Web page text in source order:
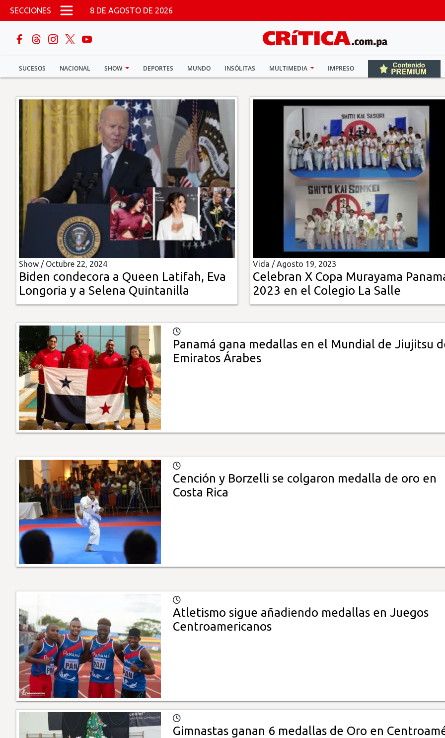
Pasar al contenido principal
SECCIONES 8 DE AGOSTO DE 2026
SUCESOS NACIONAL SHOW DEPORTES MUNDO INSÓLITAS MULTIMEDIA IMPRESO
buscar
Sucesos
Nacional
Política
Show
Deportes
Mundo
Multimedia
Impreso
Show / Octubre 22, 2024
Biden condecora a Queen Latifah, Eva
Longoria y a Selena Quintanilla
Vida /Agosto 19, 2023
Celebran X Copa Murayama
2023 en el Colegio La Salle
Panamá gana medallas en el Mundial de Jiujitsu
Emiratos Árabes
Cención y Borzelli se colgaron medalla de oro en
Costa Rica
Atletismo sigue añadiendo medallas en Juegos
Centroamericanos
Gimnastas ganan 6 medallas de Oro en